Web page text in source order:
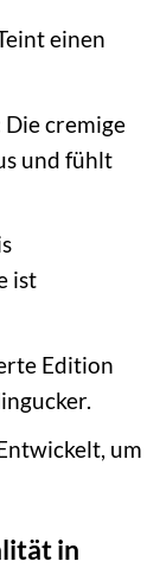
einen
Die cremige
und fühlt
ist
Edition
um
in